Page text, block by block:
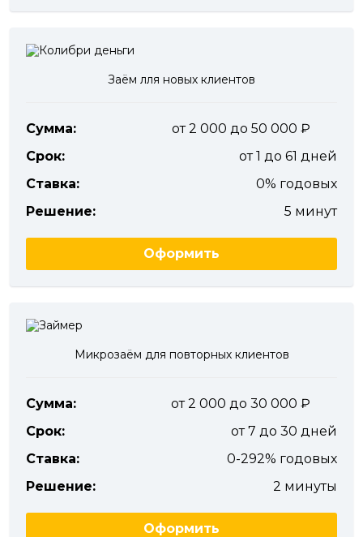
Заём лля новых клиентов
Сумма:
от 2 000 до 50 000
Срок:
от 1 до 61 дней
Ставка:
0% годовых
Решение:
5 минут
Оформить
Микрозаём для повторных клиентов
Сумма:
от 2 000 до 30 000
Срок:
от 7 до 30 дней
Ставка:
0-292% годовых
Решение:
2 минуты
Оформить